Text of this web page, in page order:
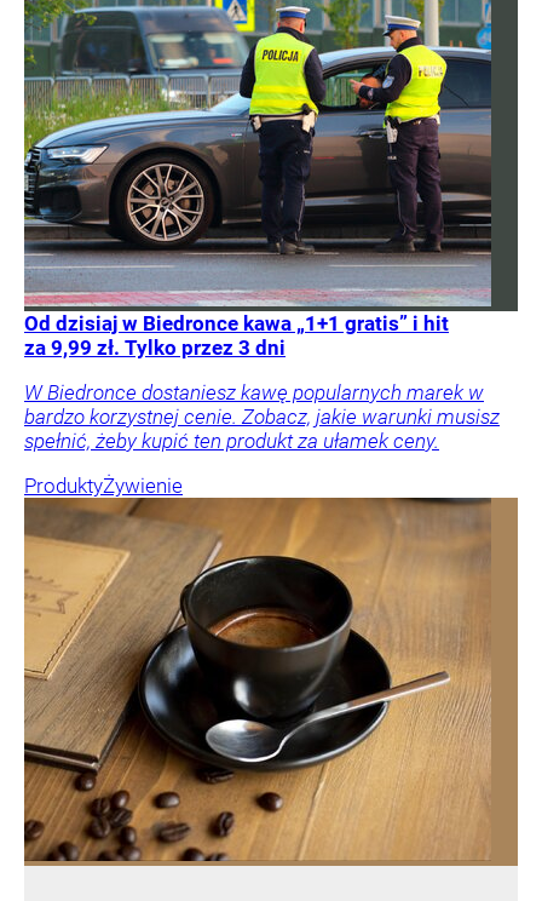
Od dzisiaj w Biedronce kawa „1+1 gratis” i hit
za 9,99 zł. Tylko przez 3 dni
W Biedronce dostaniesz kawę popularnych marek w
bardzo korzystnej cenie. Zobacz, jakie warunki musisz
spełnić, żeby kupić ten produkt za ułamek ceny.
ProduktyŻywienie